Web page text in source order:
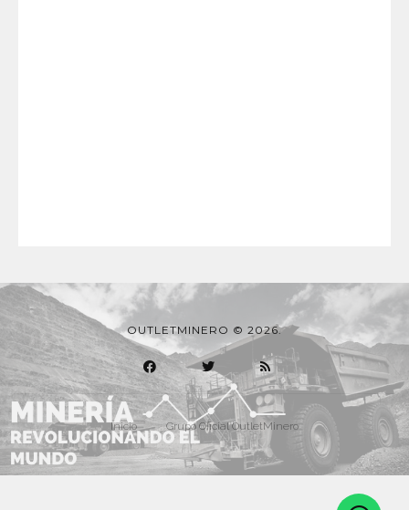
OUTLETMINERO © 2026.
Inicio Grupo Oficial OutletMinero